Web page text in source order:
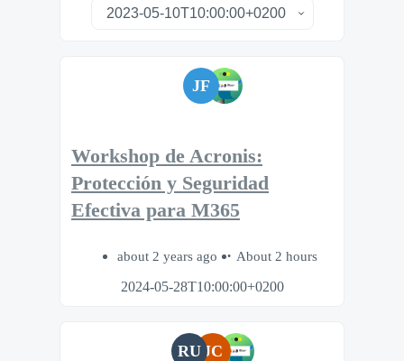
JF
Workshop de Acronis:
Protección y Seguridad
Efectiva para M365
about 2 years ago
About 2 hours
2024-05-28T10:00:00+0200
RU JC